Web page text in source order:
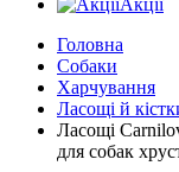
Акції
Головна
Собаки
Харчування
Ласощі й
Ласощі
для собак